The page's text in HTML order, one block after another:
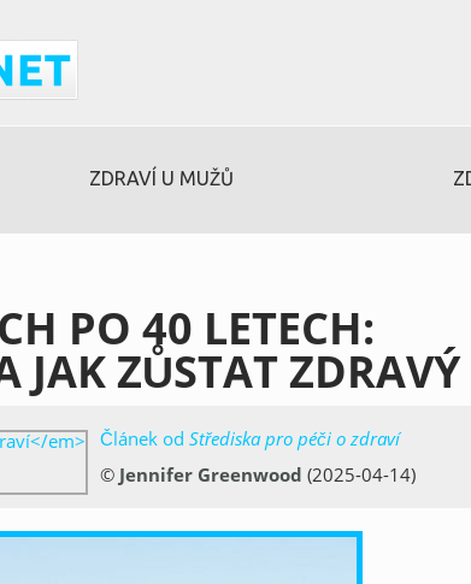
ZDRAVÍ U MUŽŮ
PO 40 LETECH:
JAK ZŮSTAT ZDRAVÝ
Článek od Střediska pro péči o zdraví
© Jennifer Greenwood (2025-04-14)